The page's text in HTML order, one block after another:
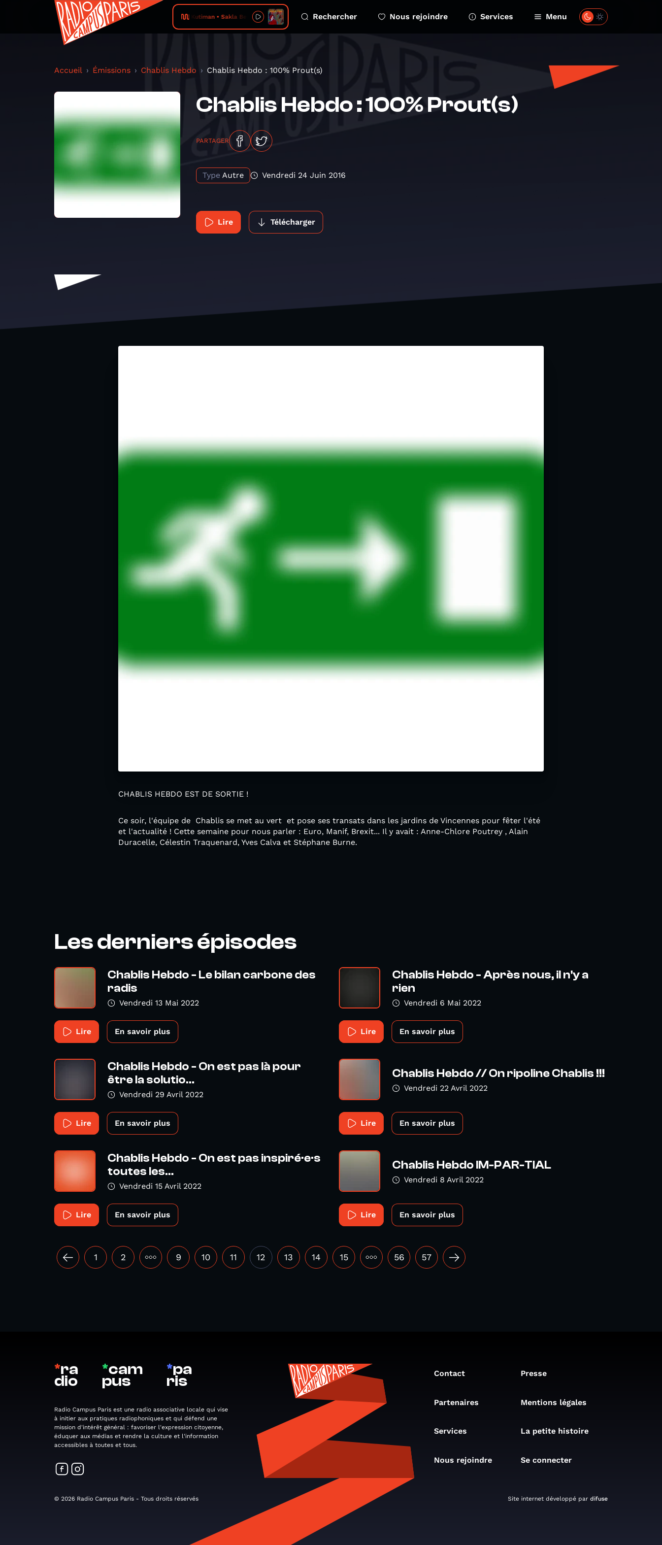
Kutiman • Sakla Beni Rechercher Nous rejoindre Services Menu
Accueil Émissions Chablis Hebdo Chablis Hebdo : 100% Prout(s)
Chablis Hebdo : 100% Prout(s)
PARTAGER
Type Autre Vendredi 24 Juin 2016
Lire Télécharger
CHABLIS HEBDO EST DE SORTIE !
Ce soir, l'équipe de Chablis se met au vert et pose ses transats dans les jardins de Vincennes pour fêter l'été
et l'actualité ! Cette semaine pour nous parler : Euro, Manif, Brexit... Il y avait : Anne-Chlore Poutrey , Alain
Duracelle, Célestin Traquenard, Yves Calva et Stéphane Burne.
Les derniers épisodes
Chablis Hebdo - Le bilan carbone des
radis
Vendredi 13 Mai 2022
Lire En savoir plus
Chablis Hebdo - Après nous, il n'y a
rien
Vendredi 6 Mai 2022
Lire En savoir plus
Chablis Hebdo - On est pas là pour
être la solutio...
Vendredi 29 Avril 2022
Lire En savoir plus
Chablis Hebdo // On ripoline Chablis !!!
Vendredi 22 Avril 2022
Lire En savoir plus
Chablis Hebdo - On est pas inspiré·e·s
toutes les...
Vendredi 15 Avril 2022
Lire En savoir plus
Chablis Hebdo IM-PAR-TIAL
Vendredi 8 Avril 2022
Lire En savoir plus
1 2 ••• 9 10 11 12 13 14 15 ••• 56 57
*ra
dio
*cam
pus
*pa
ris
Radio Campus Paris est une radio associative locale qui vise
à initier aux pratiques radiophoniques et qui défend une
mission d'intérêt général : favoriser l'expression citoyenne,
éduquer aux médias et rendre la culture et l'information
accessibles à toutes et tous.
Contact Presse
Partenaires Mentions légales
Services La petite histoire
Nous rejoindre Se connecter
© 2026 Radio Campus Paris - Tous droits réservés Site internet développé par difuse